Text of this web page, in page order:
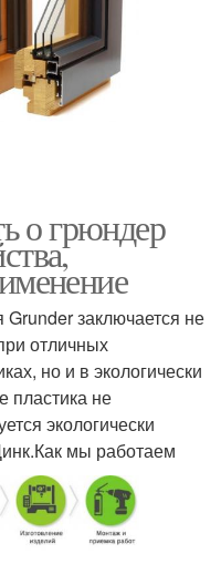
о грюндер
заключается не
отличных
но и в экологически
пластика не
экологически
мы работаем